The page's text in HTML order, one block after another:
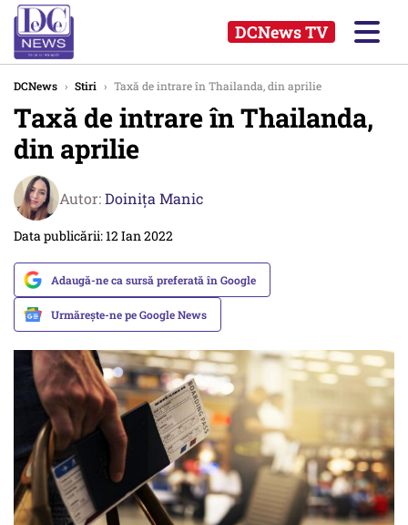
DCNews TV
DCNews › Stiri › Taxă de intrare în Thailanda, din aprilie
Taxă de intrare în Thailanda,
din aprilie
Autor:Doinița Manic
Data publicării: 12 Ian 2022
Adaugă-ne ca sursă preferată în Google
Urmărește-ne pe Google News